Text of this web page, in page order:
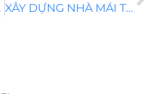
TÍN
XÂY DỰNG NHÀ MÁI THÁI ĐẸP CHƯƠNG MỸ HÀ NỘI